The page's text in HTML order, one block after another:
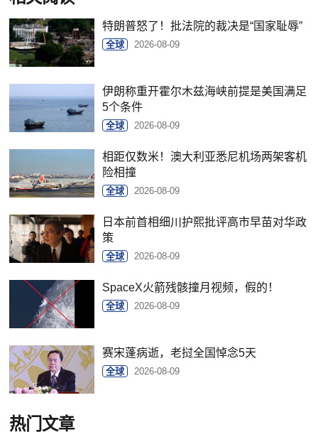
特朗普怒了！批法院的裁决是“国家耻辱”
全球 2026-08-09
伊朗称重开霍尔木兹海峡前提是美国满足
5个条件
全球 2026-08-09
相距仅数米！澳大利亚悉尼机场两架客机
险相撞
全球 2026-08-09
日本前首相细川护熙批评高市早苗对华政
策
全球 2026-08-09
SpaceX火箭残骸撞月视频，假的！
全球 2026-08-09
赛宋蓬病逝，老挝全国悼念5天
全球 2026-08-09
热门文章